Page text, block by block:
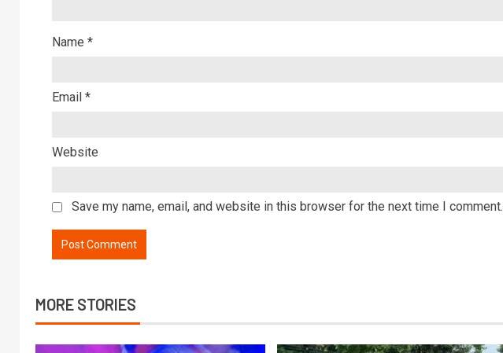
Name *
Email *
Website
Save my name, email, and website in this browser for the next time I comment.
MORE STORIES